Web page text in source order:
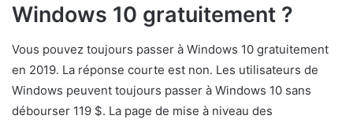
Windows 10 gratuitement ?
Vous pouvez toujours passer à Windows 10 gratuitement
en 2019. La réponse courte est non. Les utilisateurs de
Windows peuvent toujours passer à Windows 10 sans
débourser 119 $. La page de mise à niveau des